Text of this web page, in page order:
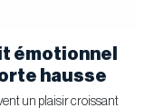
émotionnel
hausse
un plaisir croissant